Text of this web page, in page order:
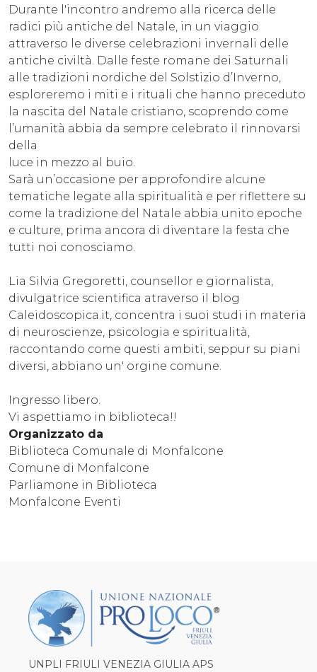
Durante l'incontro andremo alla ricerca delle
radici più antiche del Natale, in un viaggio
attraverso le diverse celebrazioni invernali delle
antiche civiltà. Dalle feste romane dei Saturnali
alle tradizioni nordiche del Solstizio d’Inverno,
esploreremo i miti e i rituali che hanno preceduto
la nascita del Natale cristiano, scoprendo come
l’umanità abbia da sempre celebrato il rinnovarsi
della
luce in mezzo al buio.
Sarà un’occasione per approfondire alcune
tematiche legate alla spiritualità e per riflettere su
come la tradizione del Natale abbia unito epoche
e culture, prima ancora di diventare la festa che
tutti noi conosciamo.
Lia Silvia Gregoretti, counsellor e giornalista,
divulgatrice scientifica atraverso il blog
Caleidoscopica.it, concentra i suoi studi in materia
di neuroscienze, psicologia e spiritualità,
raccontando come questi ambiti, seppur su piani
diversi, abbiano un' orgine comune.
Ingresso libero.
Vi aspettiamo in biblioteca!!
Organizzato da
Biblioteca Comunale di Monfalcone
Comune di Monfalcone
Parliamone in Biblioteca
Monfalcone Eventi
UNPLI FRIULI VENEZIA GIULIA APS